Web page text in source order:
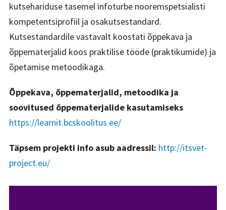
kutsehariduse tasemel infoturbe nooremspetsialisti
kompetentsiprofiil ja osakutsestandard.
Kutsestandardile vastavalt koostati õppekava ja
õppematerjalid koos praktilise tööde (praktikumide) ja
õpetamise metoodikaga.
Õppekava, õppematerjalid, metoodika ja
soovitused õppematerjalide kasutamiseks
https://learnit.bcskoolitus.ee/
Täpsem projekti info asub aadressil: http://itsvet-
project.eu/